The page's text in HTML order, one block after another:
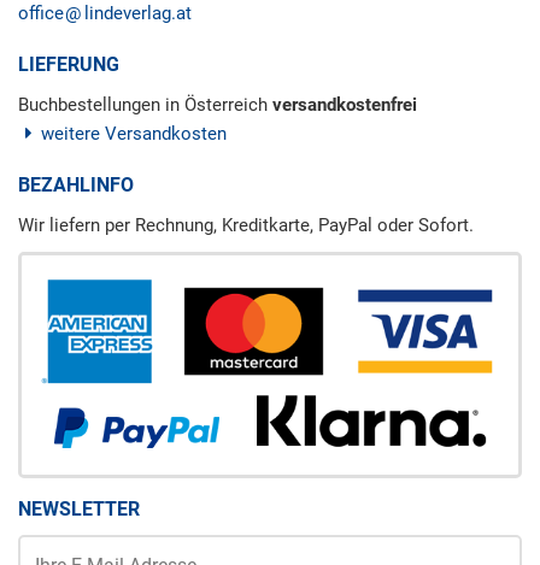
office
lindeverlag.at
LIEFERUNG
Buchbestellungen in Österreich versandkostenfrei
weitere Versandkosten
BEZAHLINFO
Wir liefern per Rechnung, Kreditkarte, PayPal oder Sofort.
NEWSLETTER